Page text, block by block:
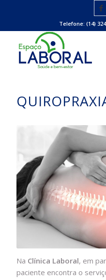
Telefone: (14)
Na Clínica Laboral, em
paciente encontra o